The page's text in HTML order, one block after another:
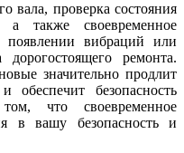
вала, проверка состояния
а также своевременное
вибраций или
ремонта.
значительно продлит
безопасность
что своевременное
в вашу безопасность и